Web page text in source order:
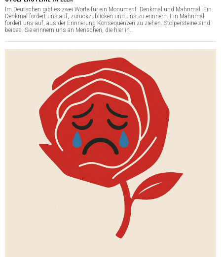
Im Deutschen gibt es zwei Worte für ein Monument: Denkmal und Mahnmal. Ein
Denkmal fordert uns auf, zurückzublicken und uns zu erinnern. Ein Mahnmal
fordert uns auf, aus der Erinnerung Konsequenzen zu ziehen. Stolpersteine sind
beides. Sie erinnern uns an Menschen, die hier in…